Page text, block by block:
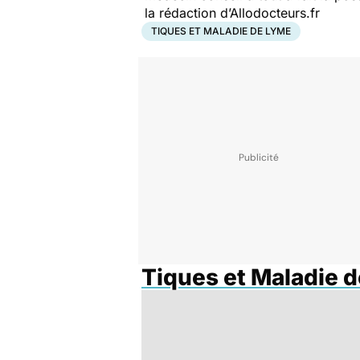
la rédaction d’Allodocteurs.fr
TIQUES ET MALADIE DE LYME
Tiques et Maladie